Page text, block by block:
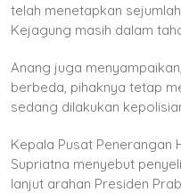
telah menetapkan
Kejagung masih dalam
Anang juga
berbeda, pihaknya tetap
sedang dilakukan
Kepala Pusat Penerangan
Supriatna menyebut
lanjut arahan Presiden